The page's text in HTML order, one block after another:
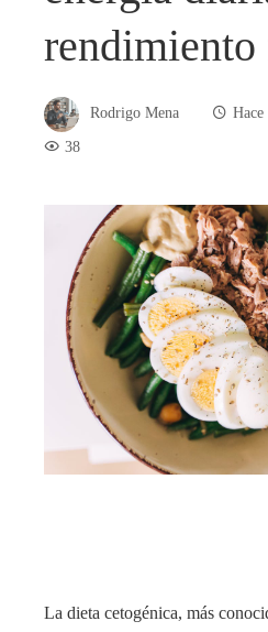
Rodrigo Mena
Hace
38
La dieta cetogénica, más